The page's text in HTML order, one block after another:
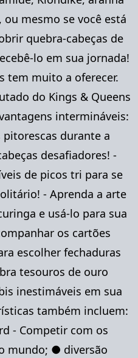
mesmo se você está
quebra-cabeças de
lo em sua jornada!
tem muito a oferecer.
do Kings & Queens
intermináveis:
pitorescas durante a
desafiadores! -
de picos tri para se
- Aprenda a arte
e usá-lo para sua
os cartões
escolher fechaduras
tesouros de ouro
inestimáveis ​​em sua
também incluem:
- Competir com os
mundo; ● diversão